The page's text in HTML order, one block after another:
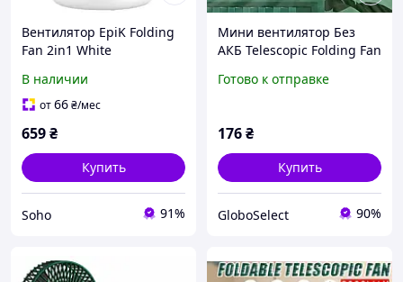
Вентилятор EpiK Folding
Fan 2in1 White
В наличии
от66₴/мес
659₴
Купить
Soho 91%
Мини вентилятор Без
АКБ Telescopic Folding Fan
Готово к отправке
176₴
Купить
GloboSelect 90%